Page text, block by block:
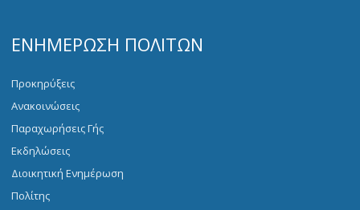
ΕΝΗΜΈΡΩΣΗ ΠΟΛΙΤΏΝ
Προκηρύξεις
Ανακοινώσεις
Παραχωρήσεις Γής
Εκδηλώσεις
Διοικητική Ενημέρωση
Πολίτης